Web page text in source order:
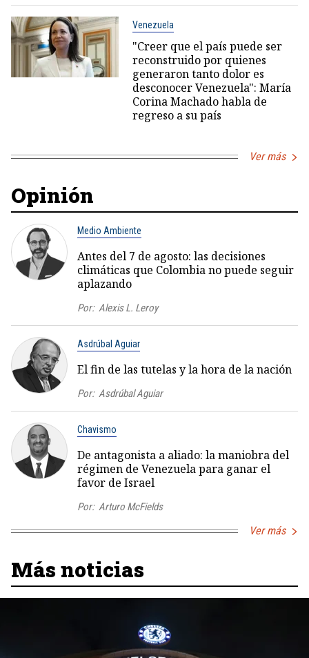
Venezuela
"Creer que el país puede ser
reconstruido por quienes
generaron tanto dolor es
desconocer Venezuela": María
Corina Machado habla de
regreso a su país
Ver más
Opinión
Medio Ambiente
Antes del 7 de agosto: las decisiones
climáticas que Colombia no puede seguir
aplazando
Por: Alexis L. Leroy
Asdrúbal Aguiar
El fin de las tutelas y la hora de la nación
Por: Asdrúbal Aguiar
Chavismo
De antagonista a aliado: la maniobra del
régimen de Venezuela para ganar el
favor de Israel
Por: Arturo McFields
Ver más
Más noticias